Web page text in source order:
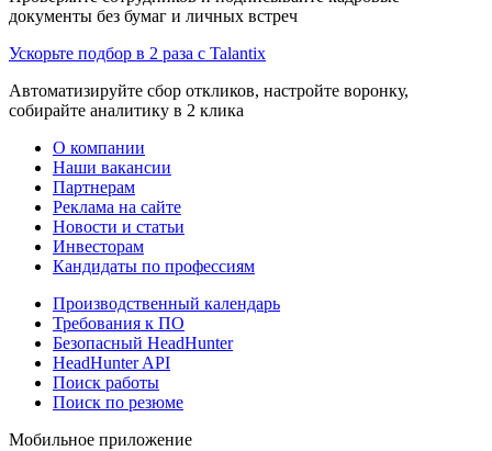
документы без бумаг и личных встреч
Ускорьте подбор в 2 раза с Talantix
Автоматизируйте сбор откликов, настройте воронку,
собирайте аналитику в 2 клика
О компании
Наши вакансии
Партнерам
Реклама на сайте
Новости и статьи
Инвесторам
Кандидаты по профессиям
Производственный календарь
Требования к ПО
Безопасный HeadHunter
HeadHunter API
Поиск работы
Поиск по резюме
Мобильное приложение